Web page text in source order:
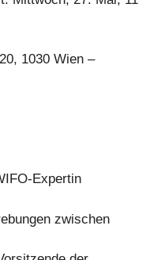
1030 Wien –
Expertin
zwischen